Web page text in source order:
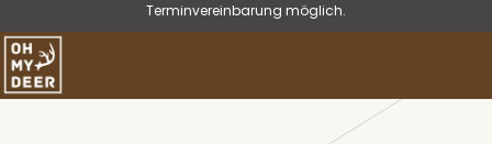
Terminvereinbarung möglich.